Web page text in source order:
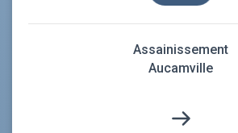
Assainissement
Aucamville